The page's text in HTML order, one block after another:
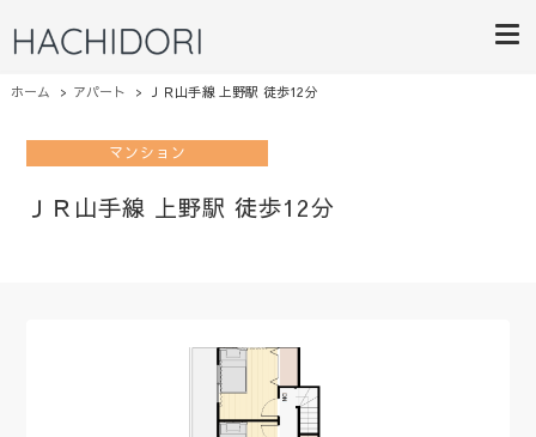
HACHIDORI
ライフスタイルにあったご提案
ホーム アパート ＪＲ山手線 上野駅 徒歩12分
マンション
ＪＲ山手線 上野駅 徒歩12分